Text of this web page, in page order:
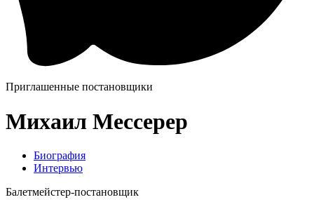
Приглашенные постановщики
Михаил Мессерер
Биография
Интервью
Балетмейстер-постановщик